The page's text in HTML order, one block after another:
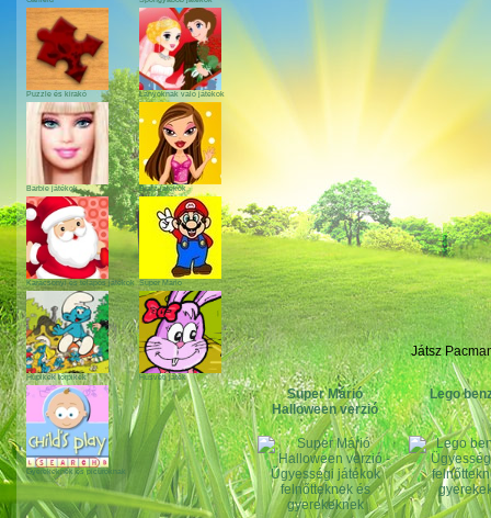
Puzzle és kirakó Lányoknak való játékok
Barbie játékok Bratz játékok
Karácsonyi és télapós játékok Super Mario
Hupikék törpikék Húsvéti játék
Gyerekeknek és picuroknak
Játsz
Super Márió
Halloween verzió
Lego